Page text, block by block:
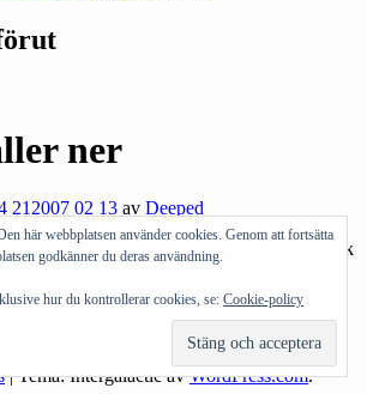
ner
212007 02 13 av Deeped
Windows XP… *ick* och sen säger folk
|Tema: Intergalactic avWordPress.com.
här webbplatsen använder cookies. Genom att fortsätta
godkänner du deras användning.
hur du kontrollerar cookies, se: Cookie-policy